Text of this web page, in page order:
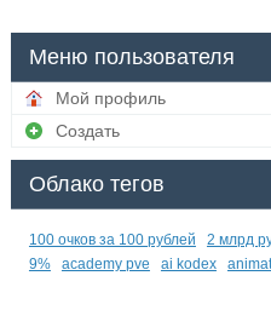
Меню пользователя
Мой профиль
Создать
Облако тегов
100 очков за 100 рублей 2 млрд
9%
academy pve ai kodex